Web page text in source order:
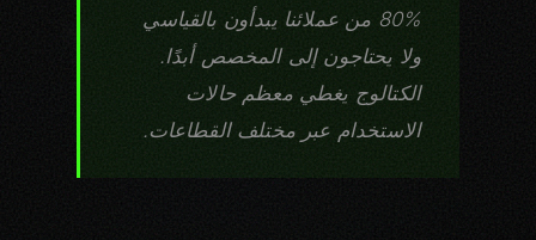
80% من عملائنا يبدأون بالقياسي
ولا يحتاجون إلى المخصص أبدًا.
الكتالوج يغطي معظم حالات
الاستخدام عبر مختلف القطاعات.